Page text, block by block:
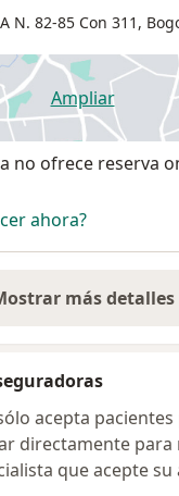
N. 82-85 Con 311,
Ampliarse abre en
no ofrece reserva
ahora?
más detalles
sobre la
acepta
directamente para
que acepte